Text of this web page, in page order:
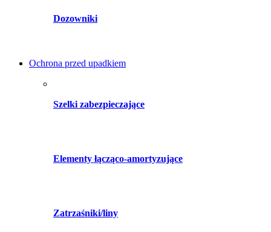
Dozowniki
Ochrona przed upadkiem
Szelki zabezpieczające
Elementy łącząco-amortyzujące
Zatrzaśniki/liny